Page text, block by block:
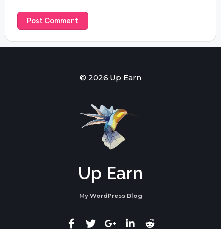
© 2026 Up Earn
Up Earn
My WordPress Blog